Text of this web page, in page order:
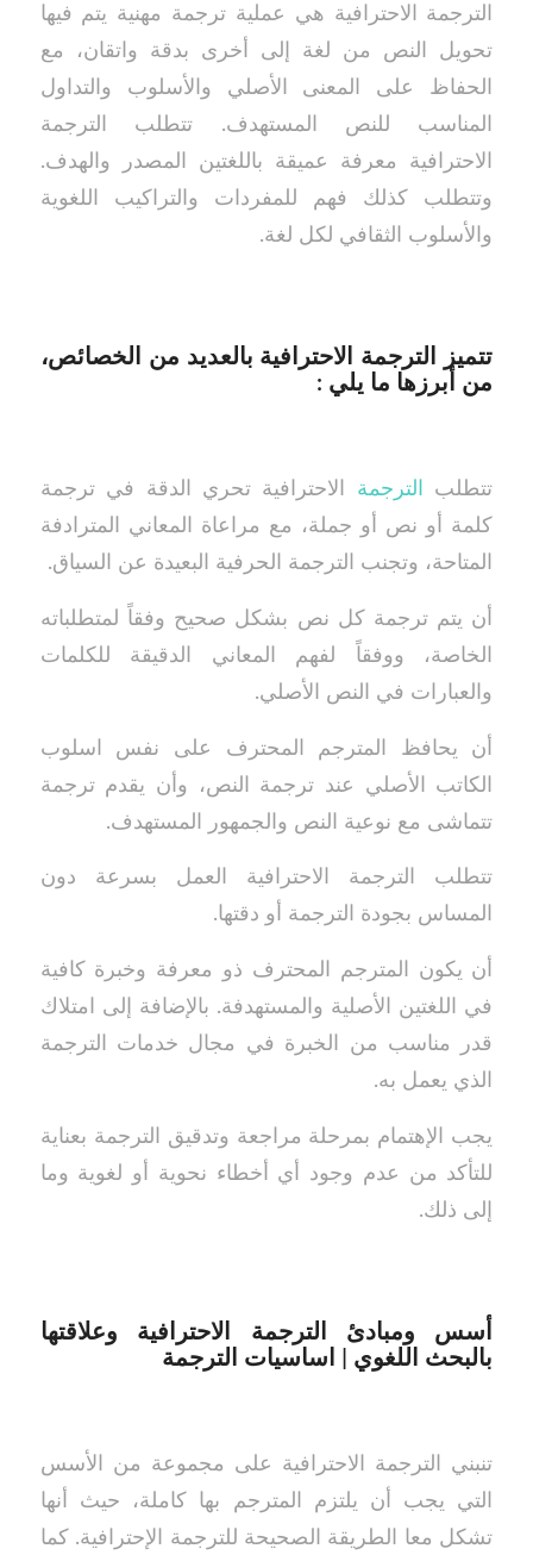
الترجمة الاحترافية هي عملية ترجمة مهنية يتم فيها
تحويل النص من لغة إلى أخرى بدقة واتقان، مع
الحفاظ على المعنى الأصلي والأسلوب والتداول
المناسب للنص المستهدف. تتطلب الترجمة
الاحترافية معرفة عميقة باللغتين المصدر والهدف.
وتتطلب كذلك فهم للمفردات والتراكيب اللغوية
والأسلوب الثقافي لكل لغة.
تتميز الترجمة الاحترافية بالعديد من الخصائص،
من أبرزها ما يلي :
تتطلب الترجمة الاحترافية تحري الدقة في ترجمة
كلمة أو نص أو جملة، مع مراعاة المعاني المترادفة
المتاحة، وتجنب الترجمة الحرفية البعيدة عن السياق.
أن يتم ترجمة كل نص بشكل صحيح وفقاً لمتطلباته
الخاصة، ووفقاً لفهم المعاني الدقيقة للكلمات
والعبارات في النص الأصلي.
أن يحافظ المترجم المحترف على نفس اسلوب
الكاتب الأصلي عند ترجمة النص، وأن يقدم ترجمة
تتماشى مع نوعية النص والجمهور المستهدف.
تتطلب الترجمة الاحترافية العمل بسرعة دون
المساس بجودة الترجمة أو دقتها.
أن يكون المترجم المحترف ذو معرفة وخبرة كافية
في اللغتين الأصلية والمستهدفة. بالإضافة إلى امتلاك
قدر مناسب من الخبرة في مجال خدمات الترجمة
الذي يعمل به.
يجب الإهتمام بمرحلة مراجعة وتدقيق الترجمة بعناية
للتأكد من عدم وجود أي أخطاء نحوية أو لغوية وما
إلى ذلك.
أسس ومبادئ الترجمة الاحترافية وعلاقتها
بالبحث اللغوي | اساسيات الترجمة
تنبني الترجمة الاحترافية على مجموعة من الأسس
التي يجب أن يلتزم المترجم بها كاملة، حيث أنها
تشكل معا الطريقة الصحيحة للترجمة الإحترافية. كما